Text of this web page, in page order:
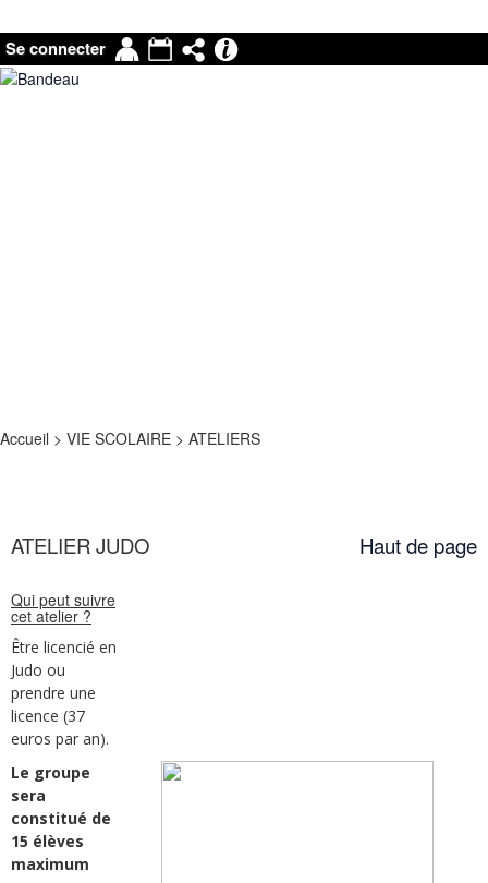
Se connecter
Mon AgendaPartage
Accueil > VIE SCOLAIRE > ATELIERS
ATELIER JUDO Haut de page
Qui peut suivre
cet atelier ?
Être licencié en
Judo ou
prendre une
licence (37
euros par an).
Le groupe
sera
constitué de
15 élèves
maximum